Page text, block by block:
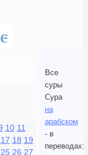
10 11
17 18 19
25 26 27
Все
суры
Сура
на
арабском
- в
переводах: